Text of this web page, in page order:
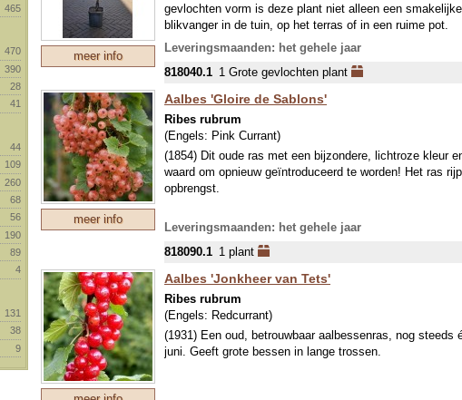
465
470
390
28
41
44
109
260
68
56
190
89
4
131
38
9
meer info
gevlochten vorm is deze plant niet alleen een
blikvanger in de tuin, op het terras of in een ruime pot.
In het voorjaar verschijnen kleine bloemtrossen die
bestuivers. Vanaf de zomer rijpen de verschillende
van smaak, de zwarte bessen hebben een krachtig,
zachter en iets zoeter. Samen zorgen ze voor een
en smaken.
De bessen zijn heerlijk om vers te eten en kunnen ook
gebak en fruitsalades. De plant is zelfbestuivend en
halfschaduwrijke plek in een voedzame, goed
De gevlochten Trio bes is goed winterhard en eenvoudig
snoeien blijft de gevlochten vorm mooi behouden en
vruchtdragende takken.
Leveringsmaanden: het gehele jaar
818040.1 1 Grote gevlochten plant
meer info
Aalbes 'Gloire de Sablons'
Ribes rubrum
(Engels: Pink Currant)
(1854) Dit oude ras met een bijzondere, lichtroze kleur
waard om opnieuw geïntroduceerd te worden! Het ras
opbrengst.
Leveringsmaanden: het gehele jaar
818090.1 1 plant
Aalbes 'Jonkheer van Tets'
Ribes rubrum
(Engels: Redcurrant)
(1931) Een oud, betrouwbaar aalbessenras, nog steeds
juni. Geeft grote bessen in lange trossen.